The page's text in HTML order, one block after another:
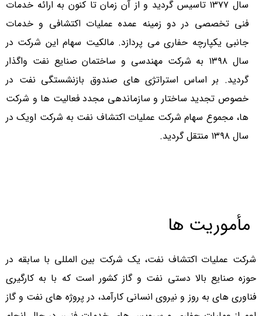
سال ۱۳۷۷ تاسیس گردید و از آن زمان تا کنون به ارائه خدمات
فنی تخصصی در دو زمینه عمده عملیات اکتشافی و خدمات
جانبی یکپارچه حفاری می پردازد. مالکیت سهام این شرکت در
سال ۱۳۹۸ به شرکت مهندسی و ساختمان صنایع نفت واگذار
گردید. بر اساس استراتژی های صندوق بازنشستگی نفت در
خصوص تجدید ساختار و سازماندهی مجدد فعالیت ها و شرکت
ها، مجموع سهام شرکت عملیات اکتشاف نفت به شرکت اویک در
سال ۱۳۹۸ منتقل گردید.
مأموریت ها
شرکت عملیات اکتشاف نفت، یک شرکت بین المللی با سابقه در
حوزه صنایع بالا دستی نفت و گاز کشور است که با به کارگیری
فناوری های به روز و نیروی انسانی کارآمد، در پروژه های نفت و گاز